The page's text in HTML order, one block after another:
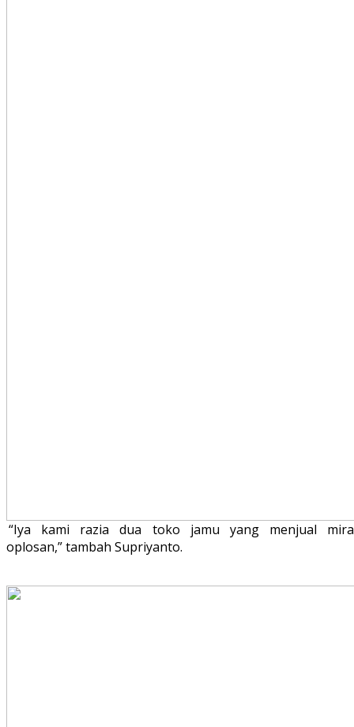
“Iya kami razia dua toko jamu yang menjual
oplosan,” tambah Supriyanto.